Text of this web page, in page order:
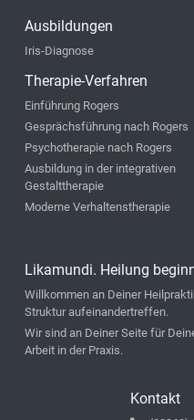
Ausbildungen
Iris-Diagnose
Therapie-Verfahren
Einführung Rogers
Gesprächsführung nach Rogers
Psychotherapie nach Rogers
Ausbildung in der integrativen
Gestalttherapie
Moderne Verhaltenstherapie
Likamundi. Heilung
Willkommen an Deiner
Struktur aufeinandertreffen.
Wir sind an Deiner Seite für
Arbeit in der Praxis.
Kontakt